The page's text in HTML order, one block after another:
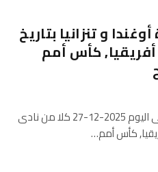
و تنزانيا بتاريخ
دوري أفريقيا, كأس أمم
تفاصيل مباراة أوغندا و تنزانيا يلتقى اليوم 2025-12-27 كلا من نادى
كأس أمم…